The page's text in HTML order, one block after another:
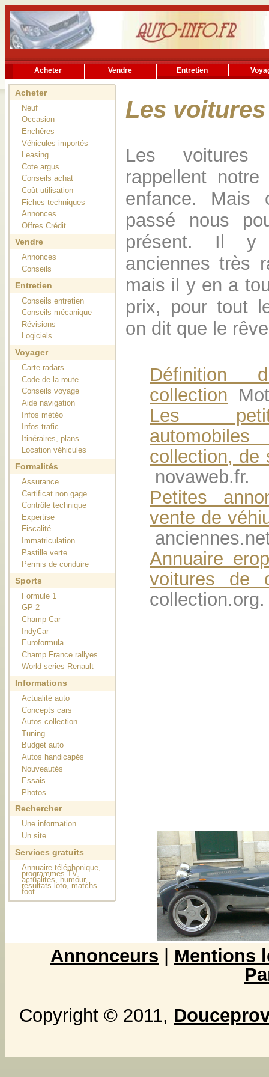
Acheter Vendre Entretien
Acheter
Neuf
Occasion
Enchêres
Véhicules importés
Leasing
Cote argus
Conseils achat
Coût utilisation
Fiches techniques
Annonces
Offres Crédit
Vendre
Annonces
Conseils
Entretien
Conseils entretien
Conseils mécanique
Révisions
Logiciels
Voyager
Carte radars
Code de la route
Conseils voyage
Aide navigation
Infos météo
Infos trafic
Itinéraires, plans
Location véhicules
Formalités
Assurance
Certificat non gage
Contrôle technique
Expertise
Fiscalité
Immatriculation
Pastille verte
Permis de conduire
Sports
Formule 1
GP 2
Champ Car
IndyCar
Euroformula
Champ France rallyes
World series Renault
Informations
Actualité auto
Concepts cars
Autos collection
Tuning
Budget auto
Autos handicapés
Nouveautés
Essais
Photos
Rechercher
Une information
Un site
Services gratuits
Annuaire téléphonique,
programmes TV,
actualités, humour,
résultats loto, matchs
foot...
Les
Les voitures
rappellent
enfance. Mais
passé nous
présent. Il y
anciennes très
mais il y en a
prix, pour tout
on dit que le
Définition
collection
Les
collection, de
novaweb.fr.
Petites
vente de
Annuaire
voitures de
collection.org.
Annonceurs
Mentions
Copyright © 2011,